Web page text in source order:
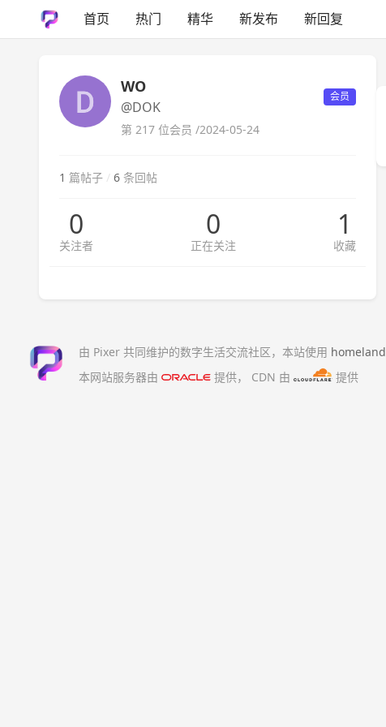
首页 热门 精华 新发布 新回复
WO
@DOK
会员
第 217 位会员 /2024-05-24
1 篇帖子 / 6 条回帖
0
关注者
0
正在关注
1
收藏
由 Pixer 共同维护的数字生活交流社区，本站使用 homeland
本网站服务器由
提供， CDN 由 提供